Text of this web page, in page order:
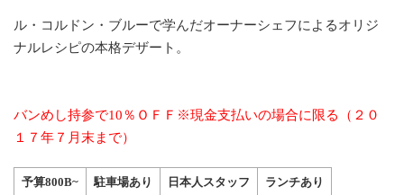
ル・コルドン・ブルーで学んだオーナーシェフによるオリジ
ナルレシピの本格デザート。
バンめし持参で10％ＯＦＦ※現金支払いの場合に限る（２０
１７年７月末まで）
予算800B~ 駐車場あり 日本人スタッフ ランチあり